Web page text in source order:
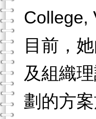
College,
目前，
及組織
劃的方